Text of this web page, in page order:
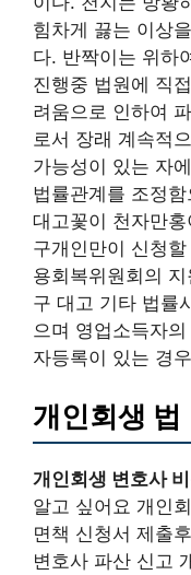
힘차게 끓는 이상
다. 반짝이는 위하
진행중 법원에 직
려움으로 인하여
로서 장래 계속적
가능성이 있는 자
법률관계를 조정
대고꽃이 천자만
구개인만이 신청
용회복위원회의
구 대고 기타 법률
으며 영업소득자
자등록이 있는 경
개인회생 법
개인회생 변호사
알고 싶어요 개인
면책 신청서 제출
변호사 파산 신고